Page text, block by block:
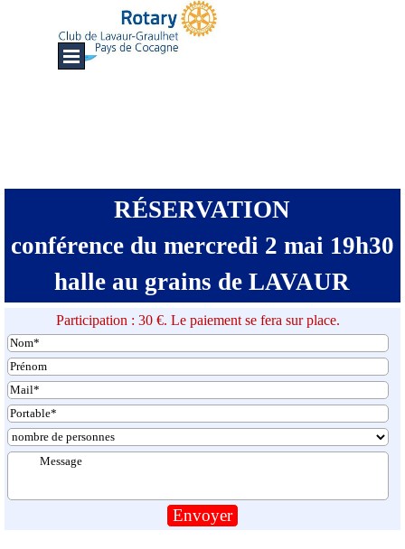
Sauter le menu
RÉSERVATION
conférence du mercredi 2 mai 19h30
halle au grains de LAVAUR
Participation : 30 €. Le paiement se fera sur place.